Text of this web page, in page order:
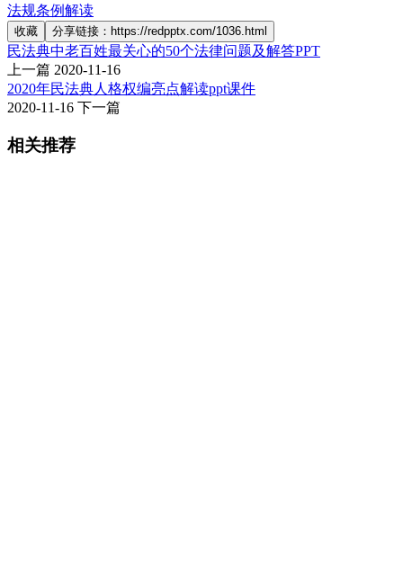
法规条例解读
收藏 分享链接：https://redpptx.com/1036.html
民法典中老百姓最关心的50个法律问题及解答PPT
上一篇 2020-11-16
2020年民法典人格权编亮点解读ppt课件
2020-11-16 下一篇
相关推荐